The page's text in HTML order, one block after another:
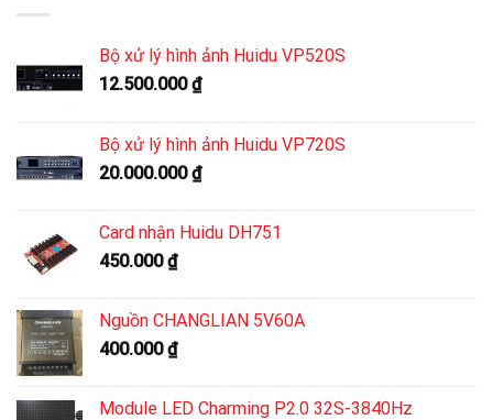
Bộ xử lý hình ảnh Huidu VP520S
12.500.000₫
Bộ xử lý hình ảnh Huidu VP720S
20.000.000₫
Card nhận Huidu DH751
450.000₫
Nguồn CHANGLIAN 5V60A
400.000₫
Module LED Charming P2.0 32S-3840Hz